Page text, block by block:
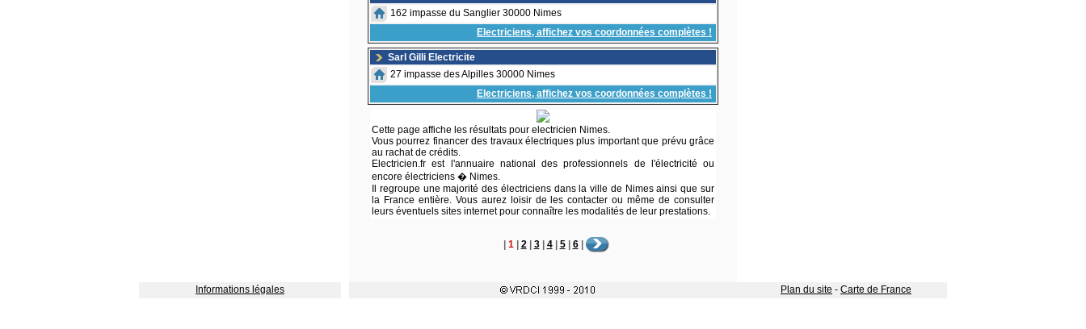
162 impasse du Sanglier 30000 Nimes
Electriciens, affichez vos coordonnées complètes !
Sarl Gilli Electricite
27 impasse des Alpilles 30000 Nimes
Electriciens, affichez vos coordonnées complètes !
Cette page affiche les résultats pour electricien Nimes.
Vous pourrez financer des travaux électriques plus important que prévu grâce
au rachat de crédits.
Electricien.fr est l'annuaire national des professionnels de l'électricité ou
encore électriciens � Nimes.
Il regroupe une majorité des électriciens dans la ville de Nimes ainsi que sur
la France entière. Vous aurez loisir de les contacter ou même de consulter
leurs éventuels sites internet pour connaître les modalités de leur prestations.
1| 2| 3| 4| 5| 6|
Informations légales Plan du site - Carte de France